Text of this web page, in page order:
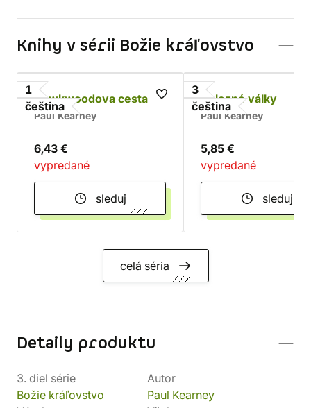
Knihy v sérii Božie kráľovstvo
1
čeština
Hawkwoodova cesta
Paul Kearney
6,43 €
vypredané
sleduj
3
čeština
Železné války
Paul Kearney
5,85 €
vypredané
sleduj
celá séria
Detaily produktu
3. diel série
Božie kráľovstvo
Autor
Paul Kearney